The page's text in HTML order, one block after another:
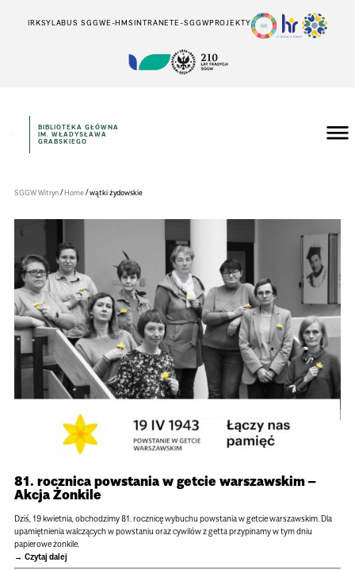
IRKSYLABUS SGGWE-HMSINTRANETE-SGGWPROJEKTY
Główna
w
BIBLIOTEKA GŁÓWNA
IM. WŁADYSŁAWA
GRABSKIEGO
SGGW Witryn/Home/wątki żydowskie
81. rocznica powstania w getcie warszawskim –
Akcja Żonkile
Dziś, 19 kwietnia, obchodzimy 81. rocznicę wybuchu powstania w getcie warszawskim. Dla
upamiętnienia walczących w powstaniu oraz cywilów z getta przypinamy w tym dniu
papierowe żonkile.
Czytaj dalej